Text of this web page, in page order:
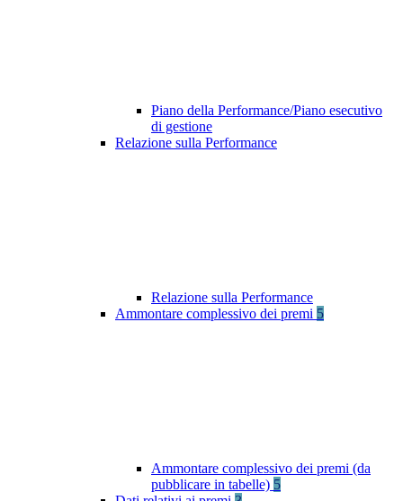
Piano della Performance/Piano esecutivo
di gestione
Relazione sulla Performance
Relazione sulla Performance
Ammontare complessivo dei premi 5
Ammontare complessivo dei premi (da
pubblicare in tabelle) 5